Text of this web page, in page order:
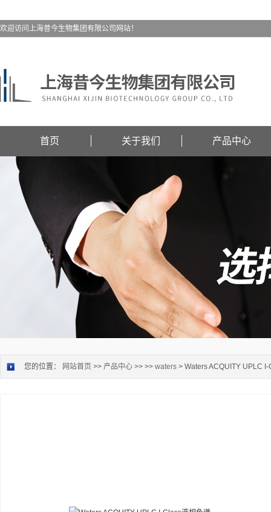
欢迎访问上海昔今生物集团有限公司网站！
首页 关于我们 产品中心
您的位置： 网站首页 >> 产品中心 >> >> waters > Waters ACQUITY UPLC